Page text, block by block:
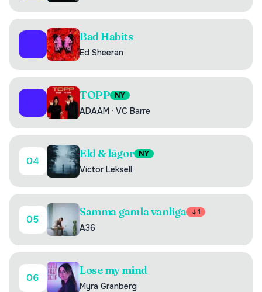
Bad Habits
Ed Sheeran
TOPP NY
ADAAM · VC Barre
04
Eld & lågor NY
Victor Leksell
05
Samma gamla vanliga 1
A36
06
Lose my mind
Myra Granberg